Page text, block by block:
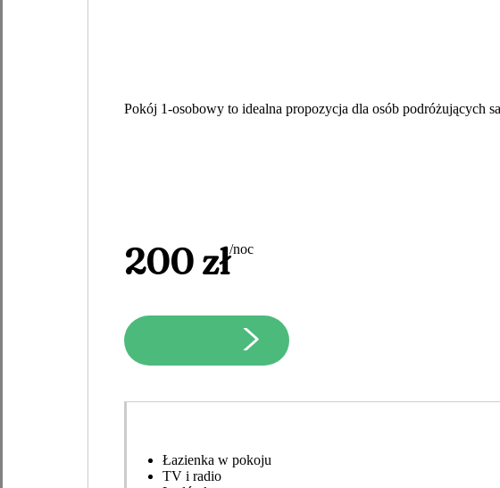
Pokój 1-osobowy to idealna propozycja dla osób podróżujących
200 zł/noc
Łazienka w pokoju
TV i radio